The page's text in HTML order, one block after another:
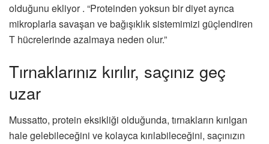
olduğunu ekliyor . “Proteinden yoksun bir diyet ayrıca
mikroplarla savaşan ve bağışıklık sistemimizi güçlendiren
T hücrelerinde azalmaya neden olur.”
Tırnaklarınız kırılır, saçınız geç
uzar
Mussatto, protein eksikliği olduğunda, tırnakların kırılgan
hale gelebileceğini ve kolayca kırılabileceğini, saçınızın